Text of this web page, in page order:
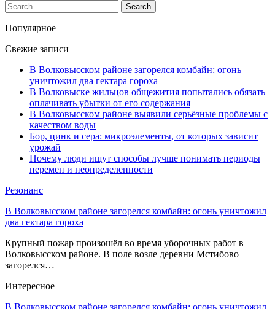
Популярное
Свежие записи
В Волковысском районе загорелся комбайн: огонь
уничтожил два гектара гороха
В Волковыске жильцов общежития попытались обязать
оплачивать убытки от его содержания
В Волковысском районе выявили серьёзные проблемы с
качеством воды
Бор, цинк и сера: микроэлементы, от которых зависит
урожай
Почему люди ищут способы лучше понимать периоды
перемен и неопределенности
Резонанс
В Волковысском районе загорелся комбайн: огонь уничтожил
два гектара гороха
Крупный пожар произошёл во время уборочных работ в
Волковысском районе. В поле возле деревни Мстибово
загорелся…
Интересное
В Волковысском районе загорелся комбайн: огонь уничтожил